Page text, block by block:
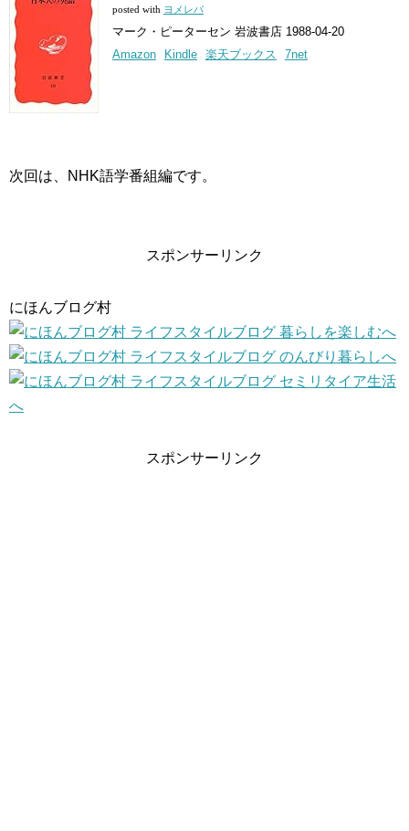
posted with ヨメレバ
マーク・ピーターセン 岩波書店 1988-04-20
Amazon
Kindle 楽天ブックス 7net
次回は、NHK語学番組編です。
スポンサーリンク
にほんブログ村
スポンサーリンク